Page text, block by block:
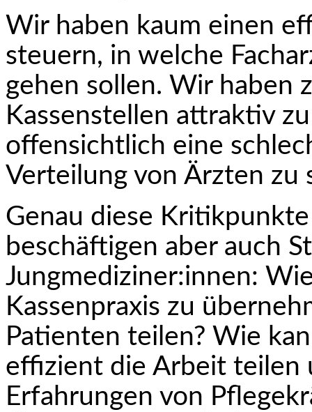
Wir haben kaum einen
steuern, in welche
gehen sollen. Wir haben
Kassenstellen attraktiv
offensichtlich eine
Verteilung von Ärzten zu
Genau diese
beschäftigen aber auch
Jungmediziner:innen:
Kassenpraxis zu
Patienten teilen? Wie
effizient die Arbeit teilen
Erfahrungen von